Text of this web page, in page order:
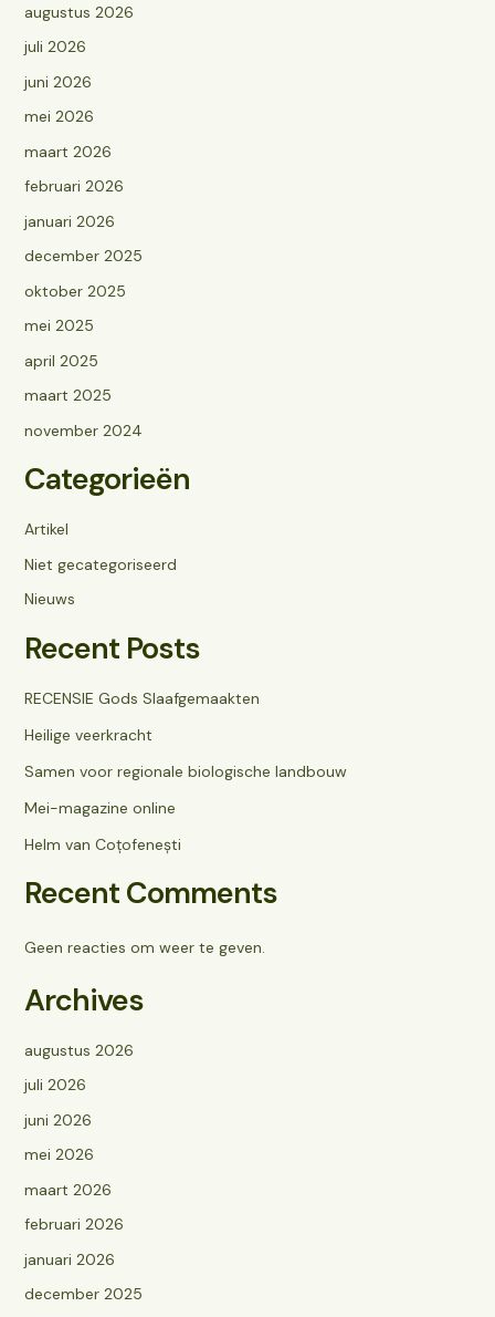
augustus 2026
juli 2026
juni 2026
mei 2026
maart 2026
februari 2026
januari 2026
december 2025
oktober 2025
mei 2025
april 2025
maart 2025
november 2024
Categorieën
Artikel
Niet gecategoriseerd
Nieuws
Recent Posts
RECENSIE Gods Slaafgemaakten
Heilige veerkracht
Samen voor regionale biologische landbouw
Mei-magazine online
Helm van Coțofenești
Recent Comments
Geen reacties om weer te geven.
Archives
augustus 2026
juli 2026
juni 2026
mei 2026
maart 2026
februari 2026
januari 2026
december 2025